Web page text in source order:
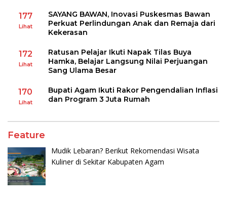
177
Lihat
SAYANG BAWAN, Inovasi Puskesmas Bawan
Perkuat Perlindungan Anak dan Remaja dari
Kekerasan
172
Lihat
Ratusan Pelajar Ikuti Napak Tilas Buya
Hamka, Belajar Langsung Nilai Perjuangan
Sang Ulama Besar
170
Lihat
Bupati Agam Ikuti Rakor Pengendalian Inflasi
dan Program 3 Juta Rumah
Feature
Mudik Lebaran? Berikut Rekomendasi Wisata
Kuliner di Sekitar Kabupaten Agam